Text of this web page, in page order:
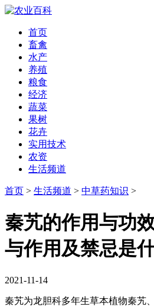
首页
畜禽
水产
养殖
粮食
经济
蔬菜
果树
花卉
实用技术
农资
生活频道
首页 > 生活频道 > 中草药知识 >
秦艽的作用与功
与作用及禁忌是
2021-11-14
秦艽为龙胆科多年生草本植物秦艽